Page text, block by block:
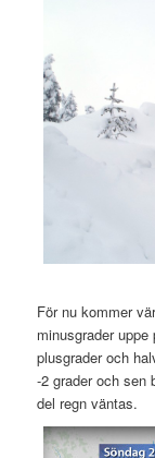
För nu kommer
minusgrader
plusgrader och
-2 grader och sen
del regn väntas.